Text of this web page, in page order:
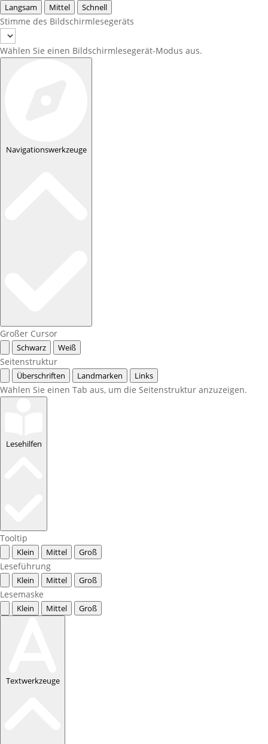
Langsam Mittel Schnell
Stimme des Bildschirmlesegeräts
Wählen Sie einen Bildschirmlesegerät-Modus aus.
Navigationswerkzeuge
Großer Cursor
Schwarz Weiß
Seitenstruktur
Überschriften Landmarken Links
Wählen Sie einen Tab aus, um die Seitenstruktur anzuzeigen.
Lesehilfen
Tooltip
Klein Mittel Groß
Leseführung
Klein Mittel Groß
Lesemaske
Klein Mittel Groß
Textwerkzeuge